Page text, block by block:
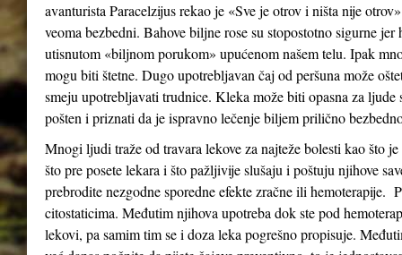
avanturista Paracelzijus rekao je «Sve je otrov i ništa nije
veoma bezbedni. Bahove biljne rose su stopostotno sigurne
utisnutom «biljnom porukom» upućenom našem telu. Ipak
mogu biti štetne. Dugo upotrebljavan čaj od peršuna može
smeju upotrebljavati trudnice. Kleka može biti opasna za
pošten i priznati da je ispravno lečenje biljem prilično
Mnogi ljudi traže od travara lekove za najteže bolesti kao što
što pre posete lekara i što pažljivije slušaju i poštuju njihove
prebrodite nezgodne sporedne efekte zračne ili hemoterapije.
citostaticima. Međutim njihova upotreba dok ste pod
lekovi, pa samim tim se i doza leka pogrešno propisuje.